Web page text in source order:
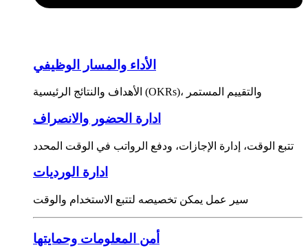
الأداء والمسار الوظيفي
الأهداف والنتائج الرئيسية (OKRs)، والتقييم المستمر
ادارة الحضور والانصراف
تتبع الوقت، إدارة الإجازات، ودفع الرواتب في الوقت المحدد
ادارة الورديات
سير عمل يمكن تخصيصه لتتبع الاستخدام والوقت
أمن المعلومات وحمايتها